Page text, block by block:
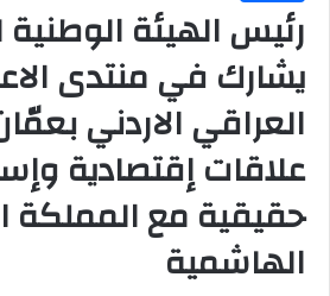
رئيس الهيئة الوطنية
يشارك في منتدى
العراقي الاردني
علاقات إقتصادية
حقيقية مع المملكة
الهاشمية